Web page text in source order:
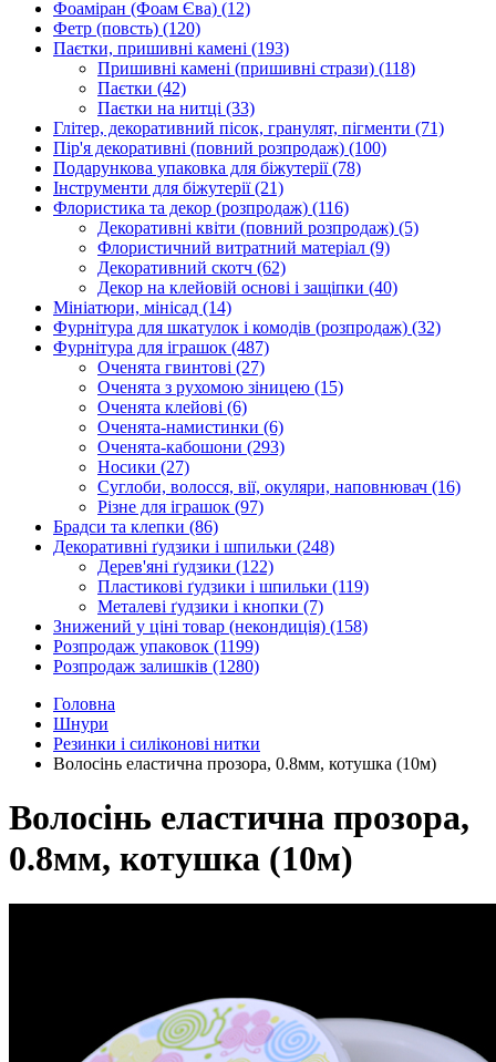
Фоаміран (Фоам Єва) (12)
Фетр (повсть) (120)
Паєтки, пришивні камені (193)
Пришивні камені (пришивні стрази) (118)
Паєтки (42)
Паєтки на нитці (33)
Глітер, декоративний пісок, гранулят, пігменти (71)
Пір'я декоративні (повний розпродаж) (100)
Подарункова упаковка для біжутерії(78)
Інструменти для біжутерії(21)
Флористика та декор (розпродаж) (116)
Декоративні квіти (повний розпродаж) (5)
Флористичний витратний матеріал (9)
Декоративний скотч (62)
Декор на клейовій основі і защіпки (40)
Мініатюри, мінісад (14)
Фурнітура для шкатулок і комодів (розпродаж) (32)
Фурнітура для іграшок (487)
Оченята гвинтові (27)
Оченята з рухомою зіницею (15)
Оченята клейові (6)
Оченята-намистинки (6)
Оченята-кабошони (293)
Носики (27)
Суглоби, волосся, вії, окуляри, наповнювач (16)
Різне для іграшок (97)
Брадси та клепки (86)
Декоративні ґудзики і шпильки (248)
Дерев'яні ґудзики (122)
Пластикові ґудзики і шпильки (119)
Металеві ґудзики і кнопки (7)
Знижений у ціні товар (некондиція) (158)
Розпродаж упаковок (1199)
Розпродаж залишків (1280)
Головна
Шнури
Резинки і силіконові нитки
Волосінь еластична прозора, 0.8мм, котушка (10м)
Волосінь еластична прозора,
0.8мм, котушка (10м)